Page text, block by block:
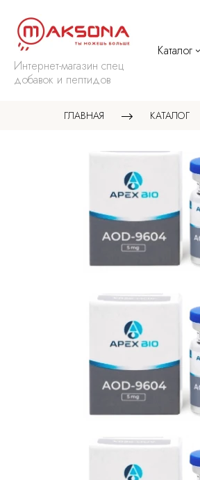
Интернет-магазин спец
добавок и пептидов
Каталог
ГЛАВНАЯ КАТАЛОГ